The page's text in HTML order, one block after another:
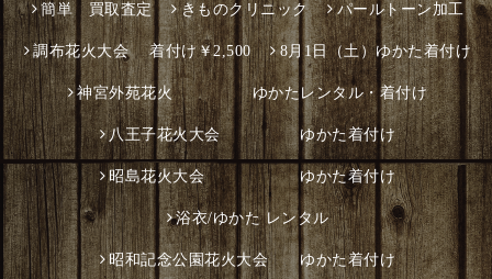
簡単 買取査定 きものクリニック パールトーン加工
調布花火大会 着付け￥2,500 8月1日（土）ゆかた着付け
神宮外苑花火 ゆかたレンタル・着付け
八王子花火大会 ゆかた着付け
昭島花火大会 ゆかた着付け
浴衣/ゆかた レンタル
昭和記念公園花火大会 ゆかた着付け